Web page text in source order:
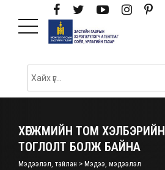
ХӨГЖМИЙН ТОМ
ТОГЛОЛТ БОЛЖ БАЙНА
Мэдээлэл, тайлан > Мэдээ, мэдээлэл